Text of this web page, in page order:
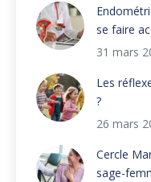
se faire
31 mars
Les
?
26 mars
Cercle
sage-